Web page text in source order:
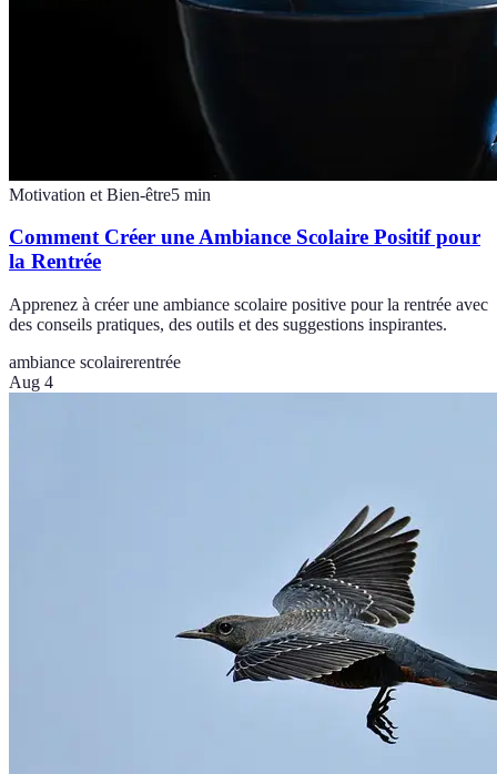
Motivation et Bien-être5 min
Comment Créer une Ambiance Scolaire Positif pour
la Rentrée
Apprenez à créer une ambiance scolaire positive pour la rentrée avec
des conseils pratiques, des outils et des suggestions inspirantes.
ambiance scolairerentrée
Aug 4